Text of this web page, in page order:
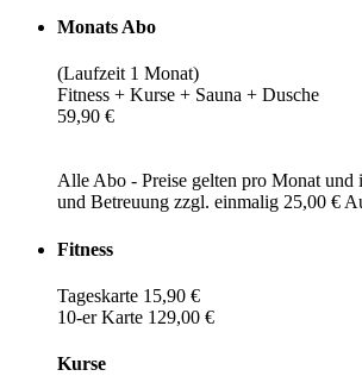
Monats Abo
(Laufzeit 1 Monat)
Fitness + Kurse + Sauna + Dusche
59,90 €
Alle Abo - Preise gelten pro Monat und
und Betreuung zzgl. einmalig 25,00 €
Fitness
Tageskarte 15,90 €
10-er Karte 129,00 €
Kurse